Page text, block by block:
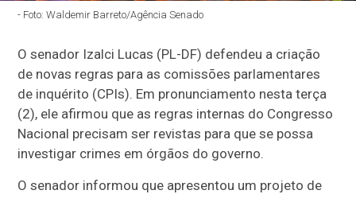
- Foto: Waldemir Barreto/Agência Senado
O senador Izalci Lucas (PL-DF) defendeu a criação
de novas regras para as comissões parlamentares
de inquérito (CPIs). Em pronunciamento nesta terça
(2), ele afirmou que as regras internas do Congresso
Nacional precisam ser revistas para que se possa
investigar crimes em órgãos do governo.
O senador informou que apresentou um projeto de